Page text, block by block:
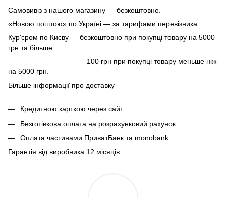
Самовивіз з нашого магазину — безкоштовно.
«Новою поштою» по Україні — за тарифами перевізника .
Кур'єром по Києву — безкоштовно при покупці товару на 5000
грн та більше
100 грн при покупці товару меньше ніж
на 5000 грн.
Більше інформації про доставку
Кредитною карткою через сайт
Безготівкова оплата на розрахунковий рахунок
Оплата частинами ПриватБанк та monobank
Гарантія від виробника 12 місяців.